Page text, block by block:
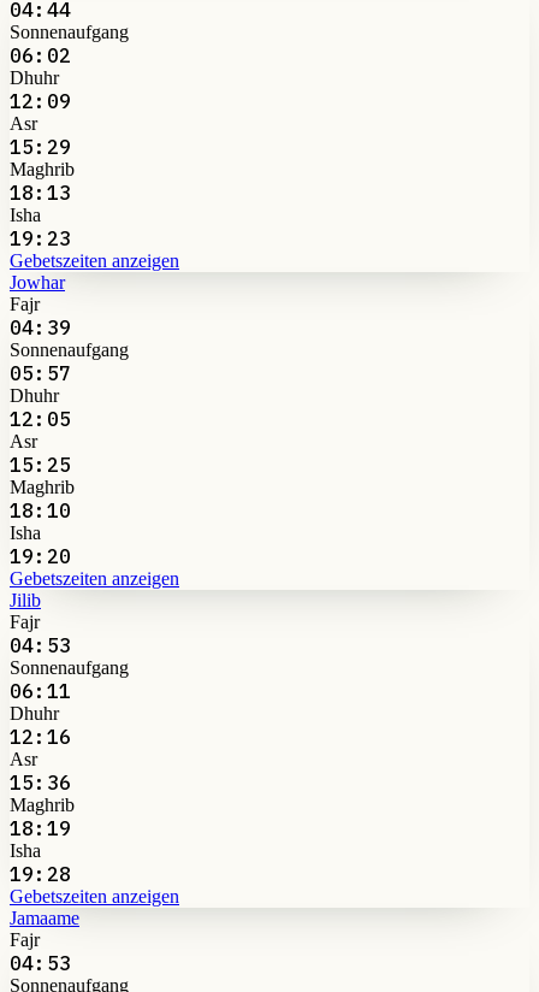
04:44
Sonnenaufgang
06:02
Dhuhr
12:09
Asr
15:29
Maghrib
18:13
Isha
19:23
Gebetszeiten anzeigen
Jowhar
Fajr
04:39
Sonnenaufgang
05:57
Dhuhr
12:05
Asr
15:25
Maghrib
18:10
Isha
19:20
Gebetszeiten anzeigen
Jilib
Fajr
04:53
Sonnenaufgang
06:11
Dhuhr
12:16
Asr
15:36
Maghrib
18:19
Isha
19:28
Gebetszeiten anzeigen
Jamaame
Fajr
04:53
Sonnenaufgang